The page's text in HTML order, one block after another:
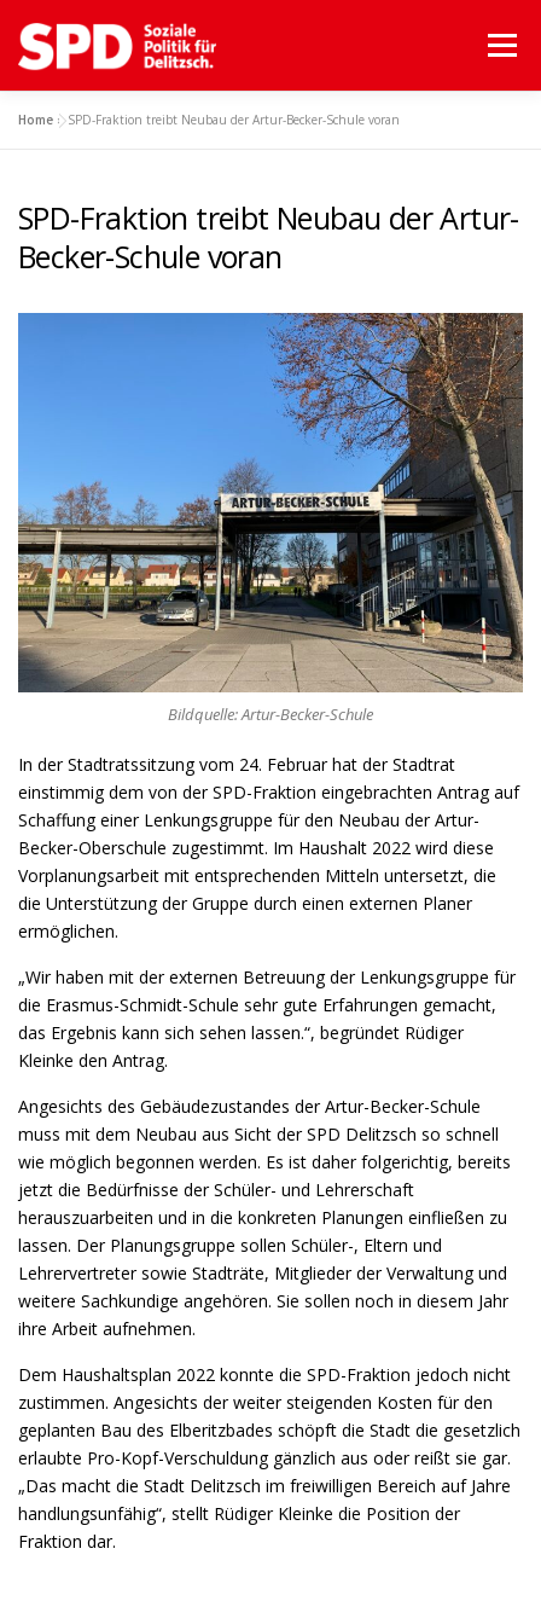
Menü
Home »SPD-Fraktion treibt Neubau der Artur-Becker-Schule voran
SPD-Fraktion treibt Neubau der Artur-
Becker-Schule voran
Bildquelle: Artur-Becker-Schule
In der Stadtratssitzung vom 24. Februar hat der Stadtrat
einstimmig dem von der SPD-Fraktion eingebrachten Antrag auf
Schaffung einer Lenkungsgruppe für den Neubau der Artur-
Becker-Oberschule zugestimmt. Im Haushalt 2022 wird diese
Vorplanungsarbeit mit entsprechenden Mitteln untersetzt, die
die Unterstützung der Gruppe durch einen externen Planer
ermöglichen.
„Wir haben mit der externen Betreuung der Lenkungsgruppe für
die Erasmus-Schmidt-Schule sehr gute Erfahrungen gemacht,
das Ergebnis kann sich sehen lassen.“, begründet Rüdiger
Kleinke den Antrag.
Angesichts des Gebäudezustandes der Artur-Becker-Schule
muss mit dem Neubau aus Sicht der SPD Delitzsch so schnell
wie möglich begonnen werden. Es ist daher folgerichtig, bereits
jetzt die Bedürfnisse der Schüler- und Lehrerschaft
herauszuarbeiten und in die konkreten Planungen einfließen zu
lassen. Der Planungsgruppe sollen Schüler-, Eltern und
Lehrervertreter sowie Stadträte, Mitglieder der Verwaltung und
weitere Sachkundige angehören. Sie sollen noch in diesem Jahr
ihre Arbeit aufnehmen.
Dem Haushaltsplan 2022 konnte die SPD-Fraktion jedoch nicht
zustimmen. Angesichts der weiter steigenden Kosten für den
geplanten Bau des Elberitzbades schöpft die Stadt die gesetzlich
erlaubte Pro-Kopf-Verschuldung gänzlich aus oder reißt sie gar.
„Das macht die Stadt Delitzsch im freiwilligen Bereich auf Jahre
handlungsunfähig“, stellt Rüdiger Kleinke die Position der
Fraktion dar.